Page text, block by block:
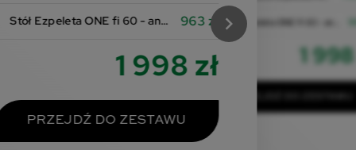
Stół Ezpeleta ONE fi 60 - anthracite 963 zł
1 998 zł
PRZEJDŹ DO ZESTAWU
1 szt.
1 998
chevron_right